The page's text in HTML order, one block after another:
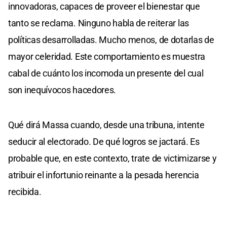
innovadoras, capaces de proveer el bienestar que
tanto se reclama. Ninguno habla de reiterar las
políticas desarrolladas. Mucho menos, de dotarlas de
mayor celeridad. Este comportamiento es muestra
cabal de cuánto los incomoda un presente del cual
son inequívocos hacedores.
Qué dirá Massa cuando, desde una tribuna, intente
seducir al electorado. De qué logros se jactará. Es
probable que, en este contexto, trate de victimizarse y
atribuir el infortunio reinante a la pesada herencia
recibida.